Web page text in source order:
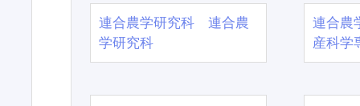
連合農学研究科 連合農
学研究科
連合農
産科学